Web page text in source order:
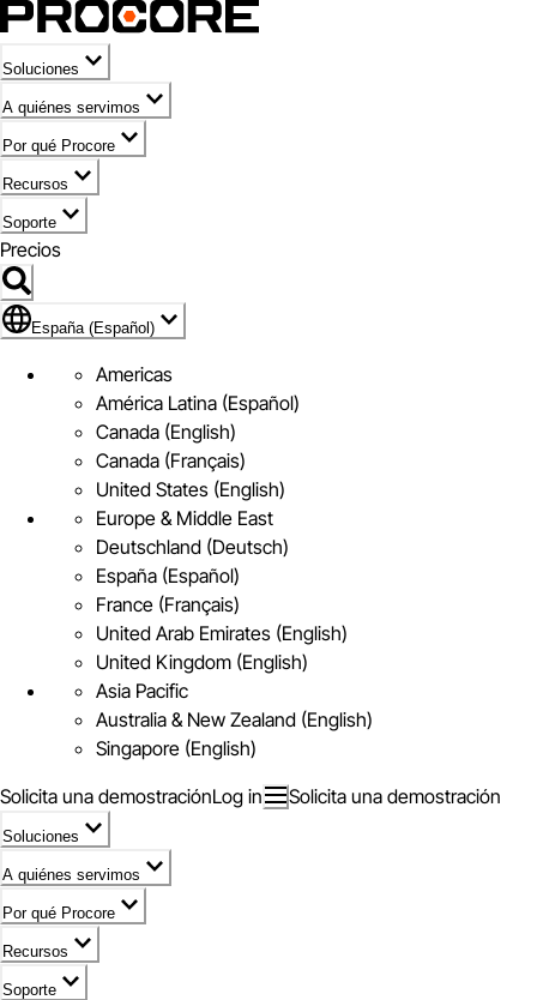
Soluciones
A quiénes servimos
Por qué Procore
Recursos
Soporte
Precios
Icono de marca de España (Español)
España (Español)
Americas
América Latina (Español)
Canada (English)
Canada (Français)
United States (English)
Europe & Middle East
Deutschland (Deutsch)
España (Español)
France (Français)
United Arab Emirates (English)
United Kingdom (English)
Asia Pacific
Australia & New Zealand (English)
Singapore (English)
Solicita una demostraciónLog in Solicita una demostración
Soluciones
A quiénes servimos
Por qué Procore
Recursos
Soporte